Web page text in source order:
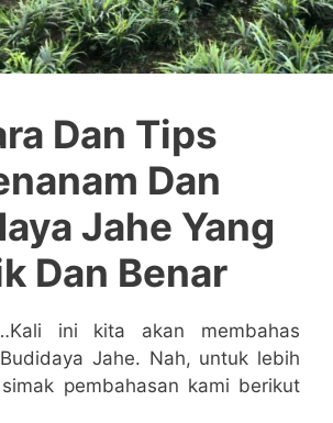
Dan Tips
Dan
Jahe Yang
Dan Benar
ini kita akan membahas
Jahe. Nah, untuk lebih
pembahasan kami berikut